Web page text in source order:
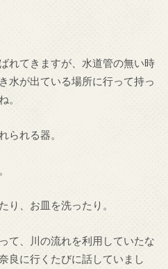
れてきますが、水道管の無い時
水が出ている場所に行って持っ
。
られる器。
り、お皿を洗ったり。
て、川の流れを利用していたな
良に行くたびに話していまし